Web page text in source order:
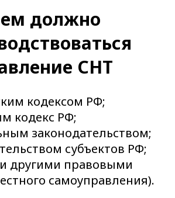
должно
СНТ
кодексом РФ;
кодекс РФ;
законодательством;
субъектов РФ;
другими правовыми
самоуправления).